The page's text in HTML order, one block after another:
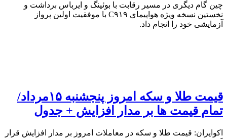
چین گام دیگری در مسیر رقابت با بوئینگ و ایرباس برداشت و
نخستین نسخه ویژه هواپیمای C۹۱۹ با موفقیت اولین پرواز
آزمایشی خود را انجام داد.
قیمت طلا و سکه امروز پنجشنبه ۱۵مرداد/
تمام قیمت ها بر مدار افزایش + جدول
اکوایران: قیمت طلا و سکه در معاملات امروز بر مدار افزایش قرار